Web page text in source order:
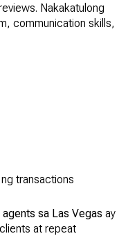
Nakakatulong
communication skills,
transactions
sa Las Vegas ay
at repeat